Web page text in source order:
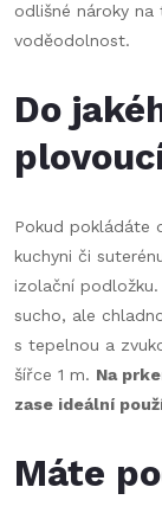
odlišné nároky
voděodolnost.
Do
Pokud pokládáte
kuchyni či
izolační
sucho, ale
s tepelnou a
šířce 1 m. Na
zase ideální
Máte